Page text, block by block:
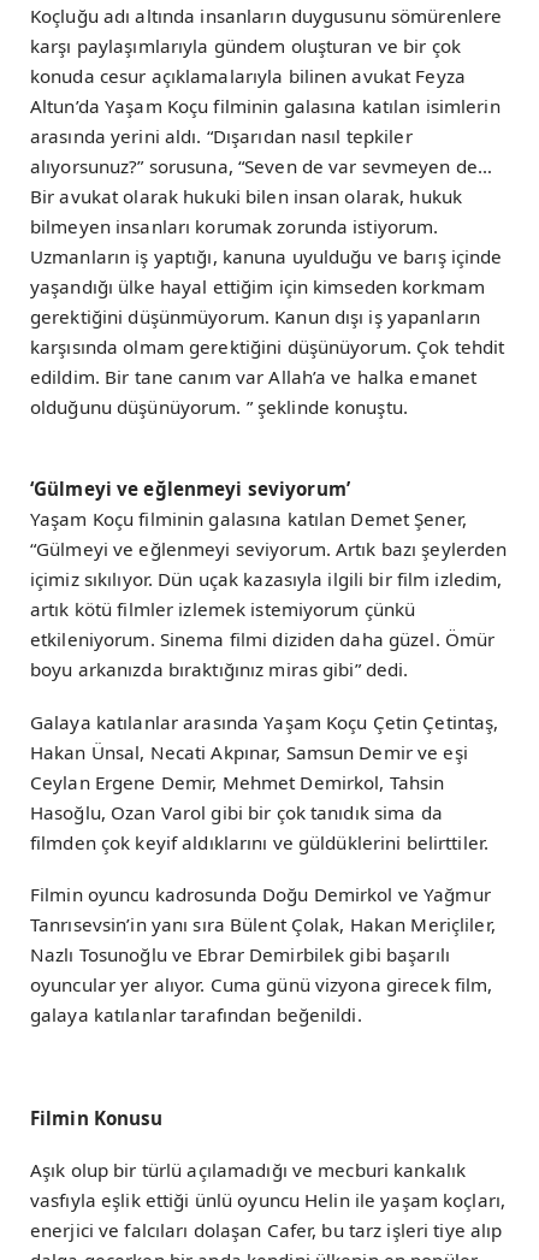
Koçluğu adı altında insanların duygusunu sömürenlere
karşı paylaşımlarıyla gündem oluşturan ve bir çok
konuda cesur açıklamalarıyla bilinen avukat Feyza
Altun’da Yaşam Koçu filminin galasına katılan isimlerin
arasında yerini aldı. “Dışarıdan nasıl tepkiler
alıyorsunuz?” sorusuna, “Seven de var sevmeyen de…
Bir avukat olarak hukuki bilen insan olarak, hukuk
bilmeyen insanları korumak zorunda istiyorum.
Uzmanların iş yaptığı, kanuna uyulduğu ve barış içinde
yaşandığı ülke hayal ettiğim için kimseden korkmam
gerektiğini düşünmüyorum. Kanun dışı iş yapanların
karşısında olmam gerektiğini düşünüyorum. Çok tehdit
edildim. Bir tane canım var Allah’a ve halka emanet
olduğunu düşünüyorum. ” şeklinde konuştu.
‘Gülmeyi ve eğlenmeyi seviyorum’
Yaşam Koçu filminin galasına katılan Demet Şener,
“Gülmeyi ve eğlenmeyi seviyorum. Artık bazı şeylerden
içimiz sıkılıyor. Dün uçak kazasıyla ilgili bir film izledim,
artık kötü filmler izlemek istemiyorum çünkü
etkileniyorum. Sinema filmi diziden daha güzel. Ömür
boyu arkanızda bıraktığınız miras gibi” dedi.
Galaya katılanlar arasında Yaşam Koçu Çetin Çetintaş,
Hakan Ünsal, Necati Akpınar, Samsun Demir ve eşi
Ceylan Ergene Demir, Mehmet Demirkol, Tahsin
Hasoğlu, Ozan Varol gibi bir çok tanıdık sima da
filmden çok keyif aldıklarını ve güldüklerini belirttiler.
Filmin oyuncu kadrosunda Doğu Demirkol ve Yağmur
Tanrısevsin’in yanı sıra Bülent Çolak, Hakan Meriçliler,
Nazlı Tosunoğlu ve Ebrar Demirbilek gibi başarılı
oyuncular yer alıyor. Cuma günü vizyona girecek film,
galaya katılanlar tarafından beğenildi.
Filmin Konusu
Aşık olup bir türlü açılamadığı ve mecburi kankalık
vasfıyla eşlik ettiği ünlü oyuncu Helin ile yaşam koçları,
enerjici ve falcıları dolaşan Cafer, bu tarz işleri tiye alıp